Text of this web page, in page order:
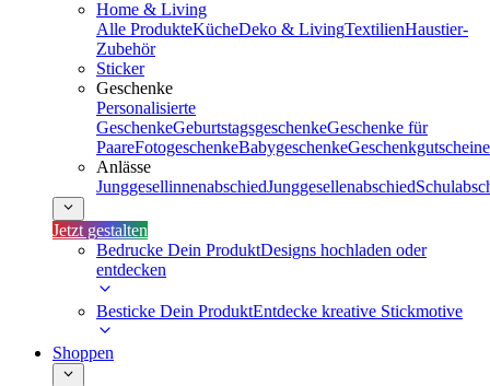
Home & Living
Alle ProdukteKücheDeko & LivingTextilienHaustier-
Zubehör
Sticker
Geschenke
Personalisierte
GeschenkeGeburtstagsgeschenkeGeschenke für
PaareFotogeschenkeBabygeschenkeGeschenkgutscheine
Anlässe
JunggesellinnenabschiedJunggesellenabschied
Jetzt gestalten
Bedrucke Dein ProduktDesigns hochladen oder
entdecken
Besticke Dein ProduktEntdecke kreative Stickmotive
Shoppen